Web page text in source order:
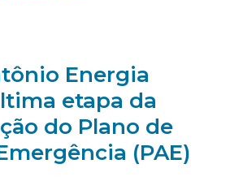
Energia
etapa da
do Plano de
(PAE)